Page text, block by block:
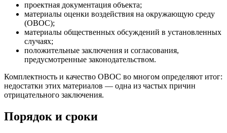
проектная документация объекта;
материалы оценки воздействия на окружающую среду
(ОВОС);
материалы общественных обсуждений в установленных
случаях;
положительные заключения и согласования,
предусмотренные законодательством.
Комплектность и качество ОВОС во многом определяют итог:
недостатки этих материалов — одна из частых причин
отрицательного заключения.
Порядок и сроки